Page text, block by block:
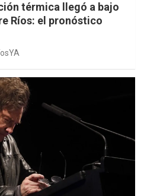
térmica llegó a bajo
Ríos: el pronóstico